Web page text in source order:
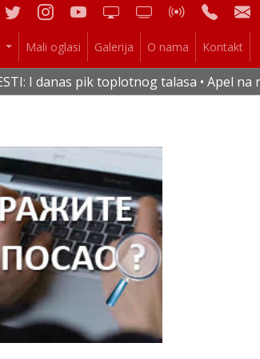
Mali oglasi Galerija O nama Kontakt
I danas pik toplotnog talasa • Apel na